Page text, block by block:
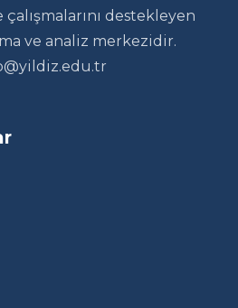
destekleyen
ve analiz merkezidir.